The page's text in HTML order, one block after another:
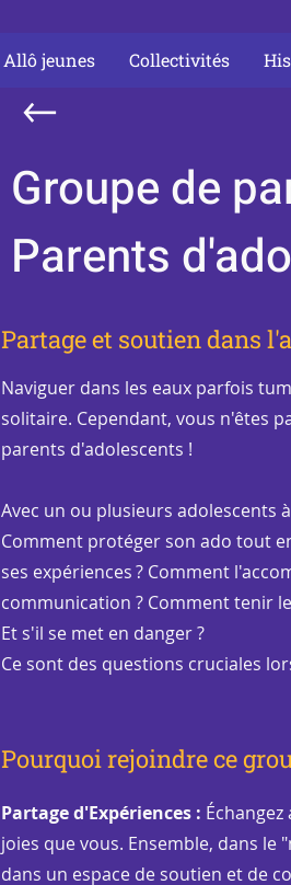
Allô jeunes Collectivités
Groupe de
Parents
Partage et soutien dans
Naviguer dans les eaux parfois
solitaire. Cependant, vous n'êtes
parents d'adolescents !
Avec un ou plusieurs adolescents
Comment protéger son ado tout
ses expériences ? Comment
communication ? Comment tenir
Et s'il se met en danger ?
Ce sont des questions cruciales
Pourquoi rejoindre ce
Partage d'Expériences :
joies que vous. Ensemble, dans
dans un espace de soutien et de